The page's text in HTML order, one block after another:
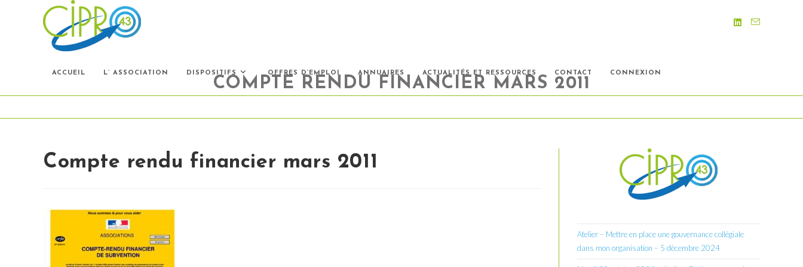
ACCUEIL L’ ASSOCIATION DISPOSITIFS OFFRES D’EMPLOI ANNUAIRES ACTUALITÉS ET RESSOURCES CONTACT CONNEXION
COMPTE RENDU FINANCIER MARS 2011
Compte rendu financier mars 2011
Atelier – Mettre en place une gouvernance collégiale
dans mon organisation – 5 décembre 2024